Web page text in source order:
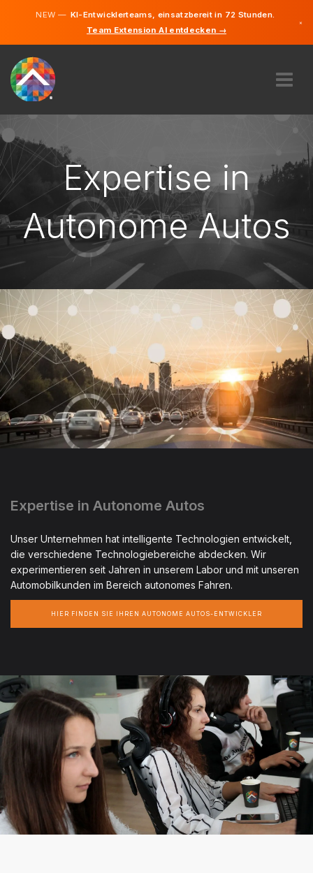
NEW —KI-Entwicklerteams, einsatzbereit in 72 Stunden.
Team Extension AI entdecken →
×
EXPERTISE
WIE FUNKTIONIERT ES?
KARRIERE
FINDEN
ÖSTERREICH
STARTEN SIE JETZT
Expertise in
Autonome Autos
Expertise in Autonome Autos
Unser Unternehmen hat intelligente Technologien entwickelt,
die verschiedene Technologiebereiche abdecken. Wir
experimentieren seit Jahren in unserem Labor und mit unseren
Automobilkunden im Bereich autonomes Fahren.
HIER FINDEN SIE IHREN AUTONOME AUTOS-ENTWICKLER